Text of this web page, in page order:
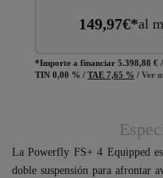
149,97€*al
*Importe a financiar 5.398,88 € /
TIN 0,00 % / TAE 7,65 % / Ver
La Powerfly FS+ 4 Equipped
doble suspensión para afrontar